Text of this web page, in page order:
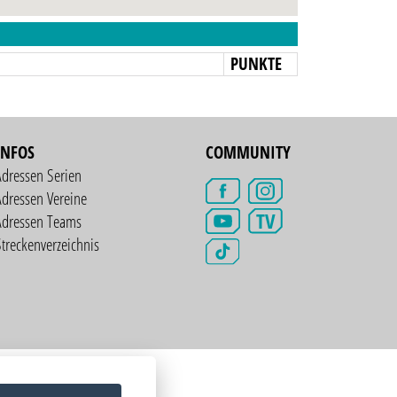
PUNKTE
Serien
Vereine
Teams
COMMUNITY
TV